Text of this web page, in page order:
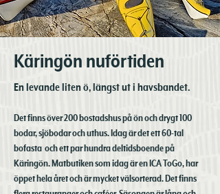
Käringön nuförtiden
En levande liten ö, längst ut i havsbandet.
Det finns över 200 bostadshus på ön och drygt 100
bodar, sjöbodar och uthus. Idag är det ett 60-tal
bofasta och ett par hundra deltidsboende på
Käringön. Matbutiken som idag är en ICA ToGo, har
öppet hela året och är mycket välsorterad. Det finns